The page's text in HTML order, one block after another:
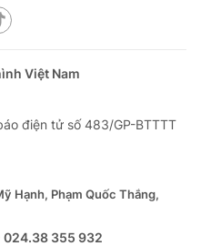
Việt Nam
điện tử số 483/GP-BTTTT
Hạnh, Phạm Quốc Thắng,
355 932